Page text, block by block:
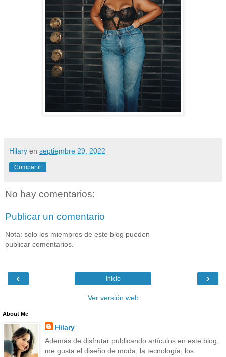
Hilary en septiembre 29, 2022
Compartir
No hay comentarios:
Publicar un comentario
Nota: solo los miembros de este blog pueden
publicar comentarios.
‹ ›
Inicio
Ver versión web
About Me
Hilary
Además de disfrutar publicando artículos en este blog,
me gusta el diseño de moda, la tecnología, los